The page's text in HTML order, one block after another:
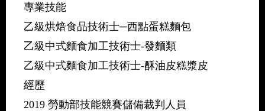
專業技能
乙級烘焙食品技術士─西點蛋糕麵包
乙級中式麵食加工技術士-發麵類
乙級中式麵食加工技術士-酥油皮糕漿皮
經歷
2019 勞動部技能競賽儲備裁判人員